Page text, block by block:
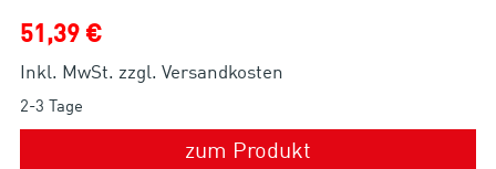
51,39 €
Inkl. MwSt. zzgl. Versandkosten
2-3 Tage
zum Produkt